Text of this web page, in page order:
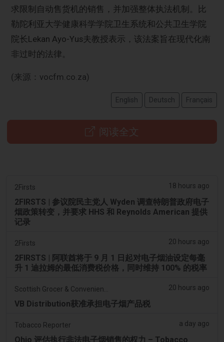
求限制自动售货机的销售，并加强整体执法机制。比
勒陀利亚大学健康科学学院卫生系统和公共卫生学院
院长Lekan Ayo-Yus夫教授表示，该法案旨在现代化南
非过时的法律。
(来源：vocfm.co.za)
English Deutsch Français
阅读全文
2Firsts 18 hours ago
2FIRSTS | 参议院民主党人 Wyden 调查特朗普政府电子
烟政策转变，并要求 HHS 和 Reynolds American 提供
记录
2Firsts 20 hours ago
2FIRSTS | 阿联酋将于 9 月 1 日起对电子烟油设定每毫
升 1 迪拉姆的最低消费税价格，同时维持 100% 的税率
20 hours ago
VB Distribution获准承担电子烟产品税
Tobacco Reporter a day ago
Ohio 评估执行非法电子烟销售的权力 – Tobacco